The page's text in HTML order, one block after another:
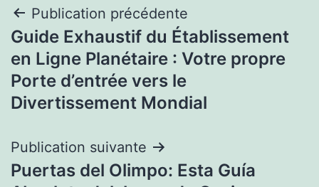
Navigation
de
l’article
Publication précédente
Guide Exhaustif du Établissement
en Ligne Planétaire : Votre propre
Porte d’entrée vers le
Divertissement Mondial
Publication suivante
Puertas del Olimpo: Esta Guía